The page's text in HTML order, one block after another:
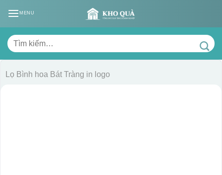
MENU
Tìm
kiếm:
Lọ Bình hoa Bát Tràng in logo